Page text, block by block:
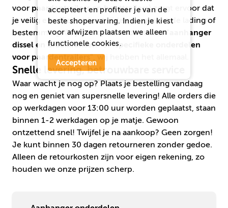
voor paardentrailersenboottrailers) zorgt ervoor dat
je veilig en efficiënt kunt rijden, ongeacht de lading of
bestemming. Of je nu op zoek bent naar "aanhanger
dissel en draaikransen"of"specifieke onderdelen
voor paardentrailers", wij hebben het allemaal.
Snelle levering, betrouwbare service
Waar wacht je nog op? Plaats je bestelling vandaag
nog en geniet van super­snelle levering! Alle orders die
op werkdagen voor 13:00 uur worden geplaatst, staan
binnen 1-2 werkdagen op je matje. Gewoon
ontzettend snel! Twijfel je na aankoop? Geen zorgen!
Je kunt binnen 30 dagen retourneren zonder gedoe.
Alleen de retourkosten zijn voor eigen rekening, zo
houden we onze prijzen scherp.
accepteert en profiteer je van de
beste shopervaring. Indien je kiest
voor afwijzen plaatsen we alleen
functionele cookies.
Accepteren